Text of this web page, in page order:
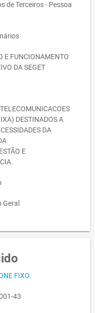
de Terceiros - Pessoa
E FUNCIONAMENTO
DA SEGET
DESTINADOS A
DA
E
FIXO
43